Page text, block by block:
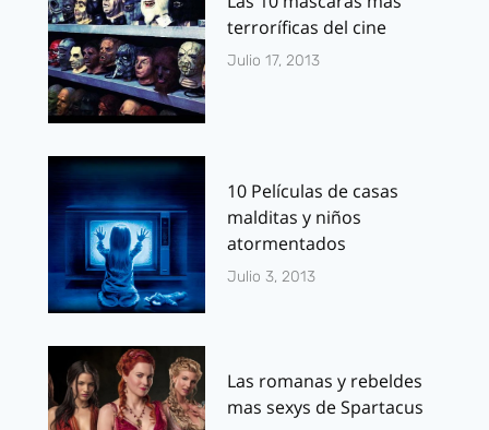
terroríficas del cine
Julio 17, 2013
10 Películas de casas
malditas y niños
atormentados
Julio 3, 2013
Las romanas y rebeldes
mas sexys de Spartacus